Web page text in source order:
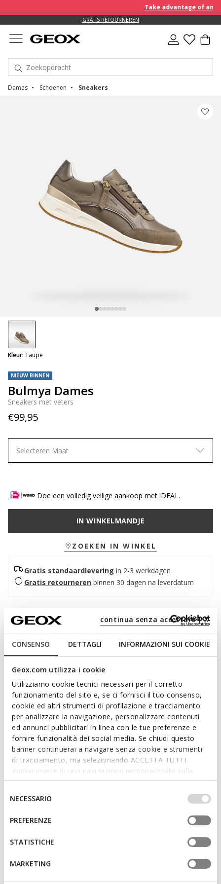
CONSENSO DETTAGLI INFORMAZIONI SUI COOKIE
Geox.com utilizza i cookie
Utilizziamo cookie tecnici necessari per il corretto
funzionamento del sito e, se ci fornisci il tuo consenso,
cookie ed altri strumenti di profilazione e tracciamento
per analizzare la navigazione, personalizzare contenuti
ed annunci pubblicitari in linea con le tue preferenze e
fornire funzionalità dei social media. Se chiudi questo
banner continuerai a navigare senza cookie e strumenti
di tracciamento, ma selezionando ACCETTA TUTTI
godrai invece di una navigazione personalizzata sulla
base dei tuoi gusti ed interessi. Selezionando
IMPOSTAZIONI potrai anche scegliere quali cookies ed
altri strumenti di tracciamento autorizzare. Per maggiori
informazioni o per modificare in qualsiasi momento le
tue impostazioni, visita la nostra
consenso
NECESSARIO
PREFERENZE
STATISTICHE
MARKETING
continua senza accettare | X
Take advantage of an
GRATIS RETOURNEREN
Dames Schoenen Sneakers
NIEUW BINNEN
Bulmya Dames
Sneakers met veters
€99,95
Kleur: Taupe
selected
Selecteren Maat
Doe een volledig veilige aankoop met iDEAL.
IN WINKELMANDJE
ZOEKEN IN WINKEL
Gratis standaardlevering in 2-3 werkdagen
Gratis retourneren binnen 30 dagen na leverdatum
Beschrijving
Damessneakers met een praktische ritssluiting aan de zijkant,
met een op hardlopen geïnspireerd ontwerp en een Casual
stijl. In deze zwarte versie combineert het bovenwerk
voegt een sportief tintje toe aan stadslooks.
ITEMCODE: D65NQB0BC22C1018
Kenmerken
Snel en gemakkelijk aan te trekken
Zooldikte: 3,5 cm / 1,4"
Vetersluiting en ritssluiting; Uitneembare inlegzool